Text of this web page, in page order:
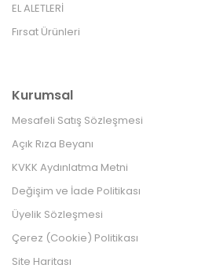
EL ALETLERİ
Fırsat Ürünleri
Kurumsal
Mesafeli Satış Sözleşmesi
Açık Rıza Beyanı
KVKK Aydınlatma Metni
Değişim ve İade Politikası
Üyelik Sözleşmesi
Çerez (Cookie) Politikası
Site Haritası